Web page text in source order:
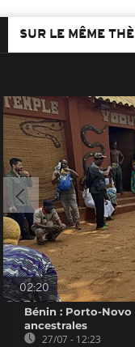
SUR LE MÊME
02:20
Bénin : Porto-
ancestrales
27/07 - 12:23